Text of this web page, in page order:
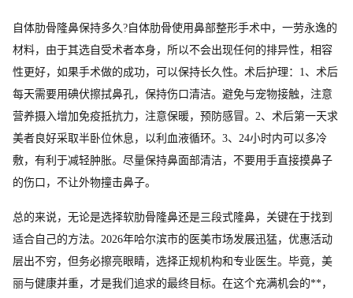
自体肋骨隆鼻保持多久?自体肋骨使用鼻部整形手术中，一劳永逸的
材料，由于其选自受术者本身，所以不会出现任何的排异性，相容
性更好，如果手术做的成功，可以保持长久性。术后护理：1、术后
每天需要用碘伏擦拭鼻孔，保持伤口清洁。避免与宠物接触，注意
营养摄入增加免疫抵抗力，注意保暖，预防感冒。2、术后第一天求
美者良好采取半卧位休息，以利血液循环。3、24小时内可以多冷
敷，有利于减轻肿胀。尽量保持鼻面部清洁，不要用手直接摸鼻子
的伤口，不让外物撞击鼻子。
总的来说，无论是选择软肋骨隆鼻还是三段式隆鼻，关键在于找到
适合自己的方法。2026年哈尔滨市的医美市场发展迅猛，优惠活动
层出不穷，但务必擦亮眼睛，选择正规机构和专业医生。毕竟，美
丽与健康并重，才是我们追求的最终目标。在这个充满机会的**，